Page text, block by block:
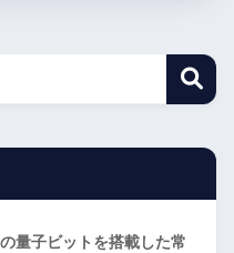
量子ビットを搭載した常